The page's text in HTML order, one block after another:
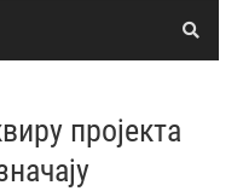
пројекта